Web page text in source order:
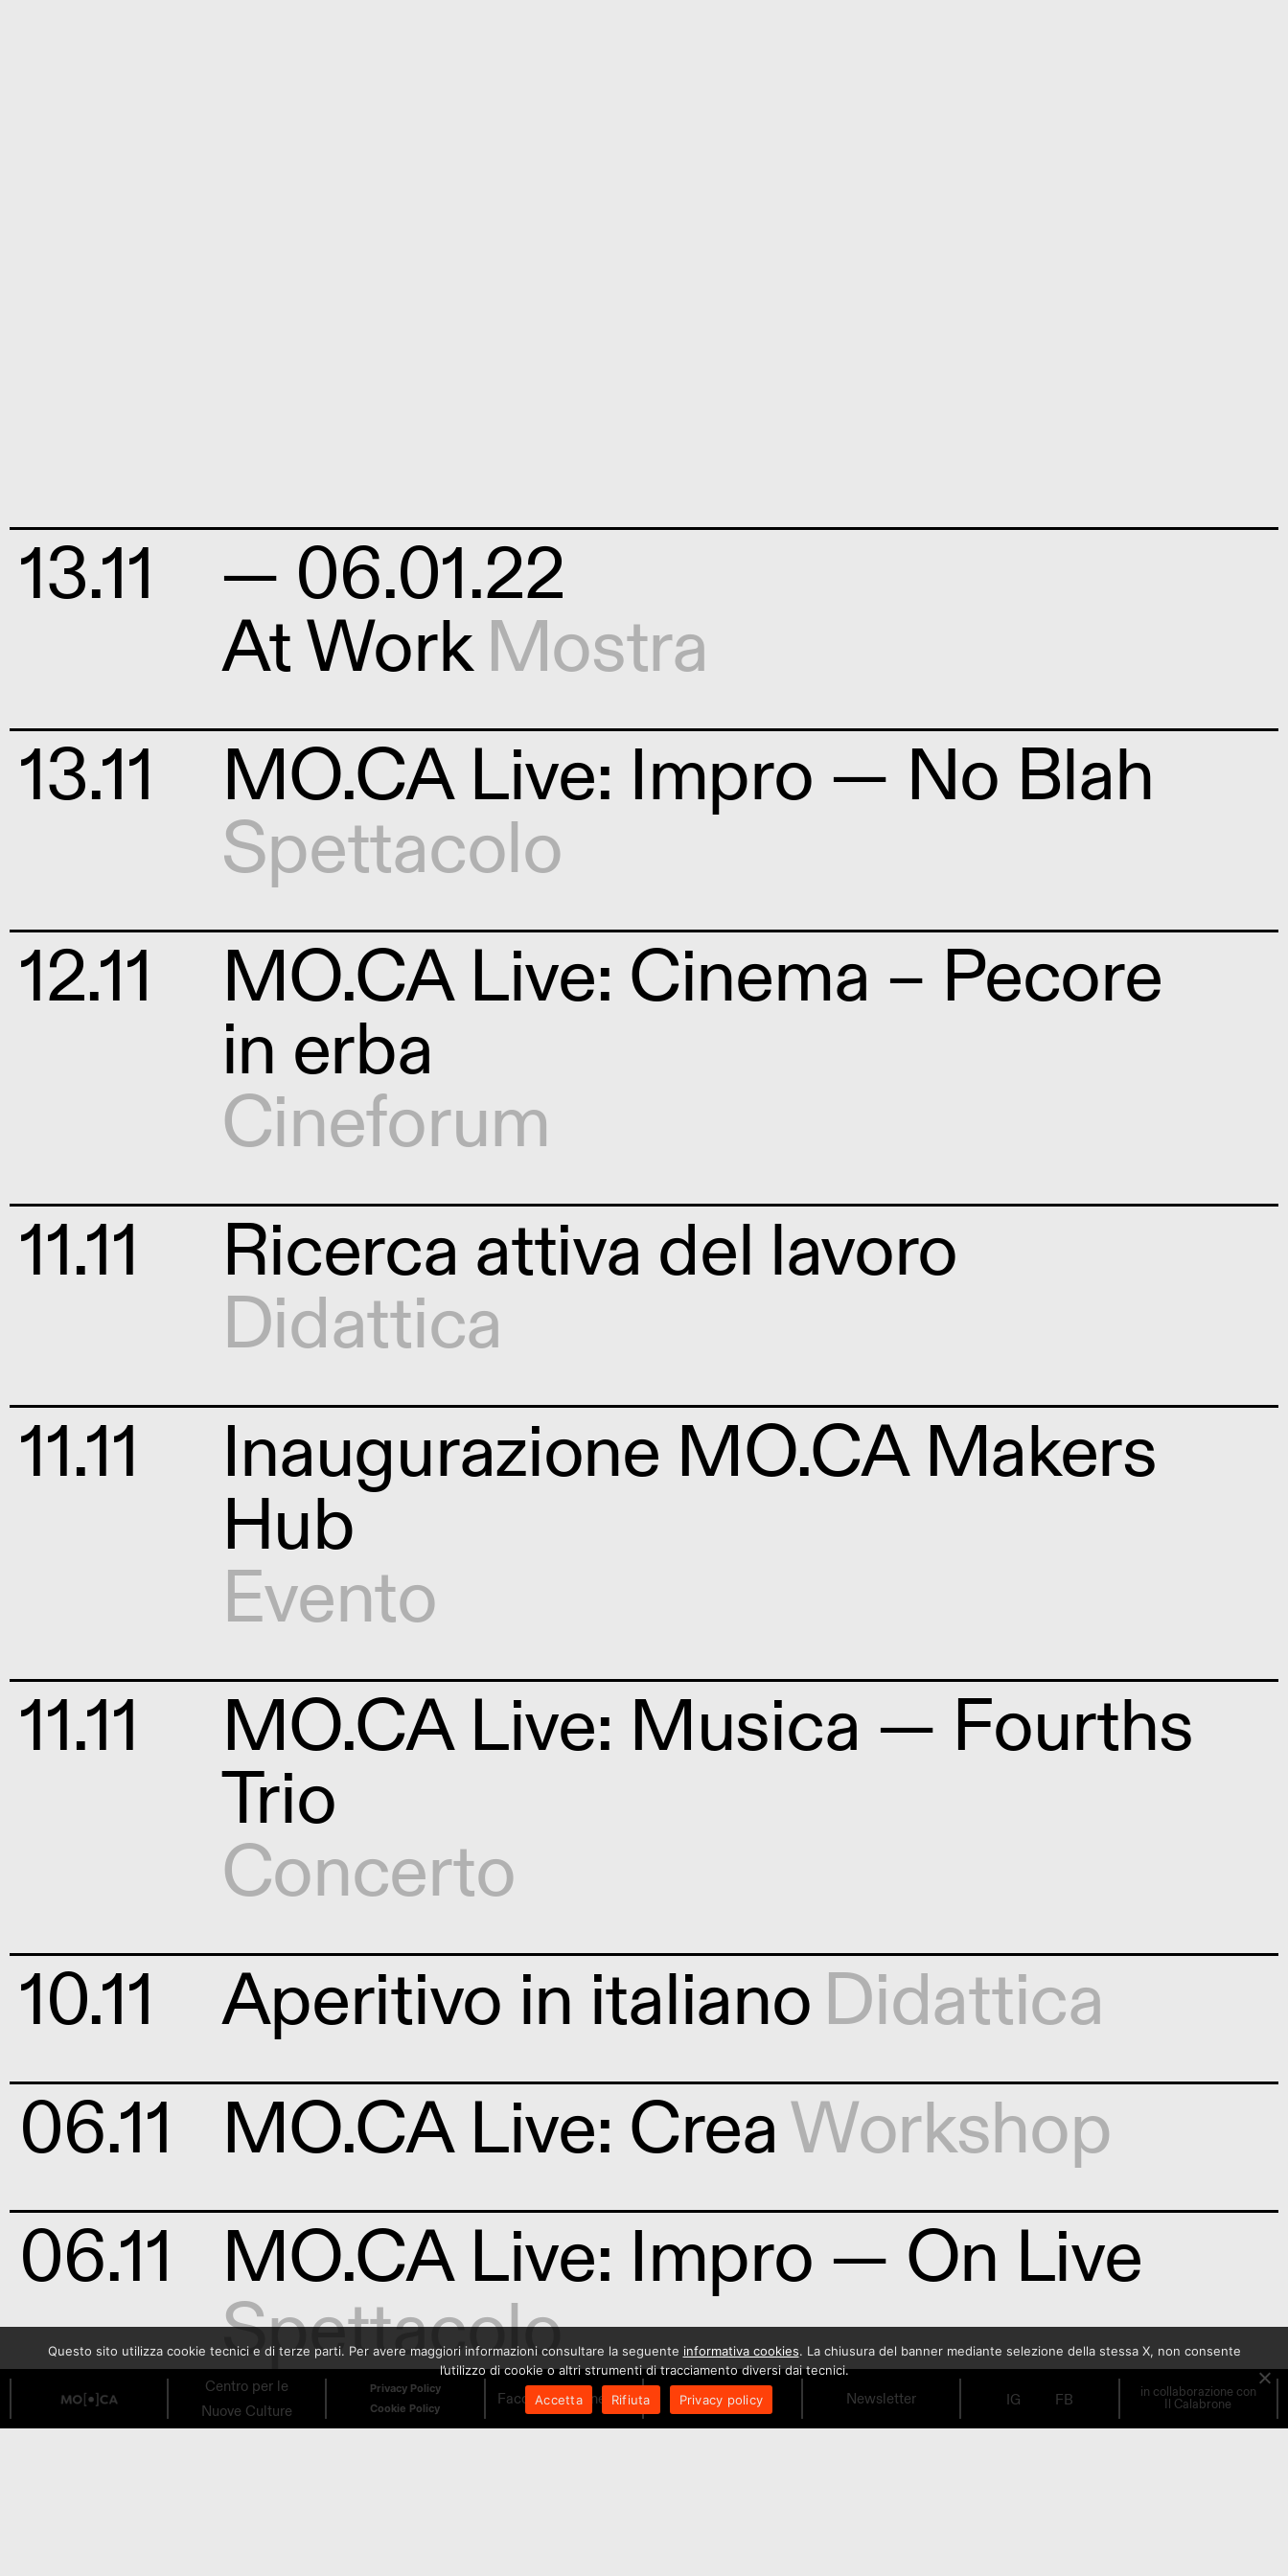
13.11 — 06.01.22
At WorkMostra
13.11
MO.CA Live: Impro — No Blah
Spettacolo
12.11
MO.CA Live: Cinema – Pecore
in erba
Cineforum
11.11
Ricerca attiva del lavoro
Didattica
11.11
Inaugurazione MO.CA Makers
Hub
Evento
11.11
MO.CA Live: Musica — Fourths
Trio
Concerto
10.11
Aperitivo in italianoDidattica
06.11
MO.CA Live: CreaWorkshop
06.11
MO.CA Live: Impro — On Live
Spettacolo
05.11 MO.CA Live: Cinema
Centro per le
Nuove Culture
Privacy Policy
Cookie Policy
Facciamo il Cinema! Orari Newsletter IG FB in collaborazione con
Il Calabrone
Questo sito utilizza cookie tecnici e di terze parti. Per avere maggiori informazioni consultare la seguente informativa cookies. La chiusura del banner mediante selezione della stessa X, non consente
l’utilizzo di cookie o altri strumenti di tracciamento diversi dai tecnici.
Accetta
Rifiuta Privacy policy